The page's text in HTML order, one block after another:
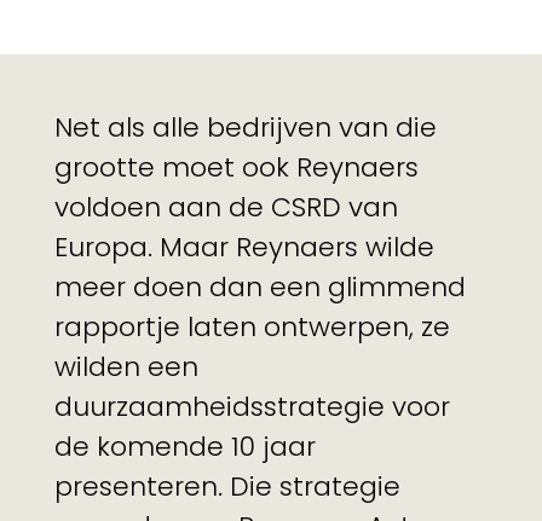
Net als alle bedrijven van die
grootte moet ook Reynaers
voldoen aan de CSRD van
Europa. Maar Reynaers wilde
meer doen dan een glimmend
rapportje laten ontwerpen, ze
wilden een
duurzaamheidsstrategie voor
de komende 10 jaar
presenteren. Die strategie